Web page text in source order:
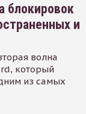
блокировок
и
волна
который
из самых